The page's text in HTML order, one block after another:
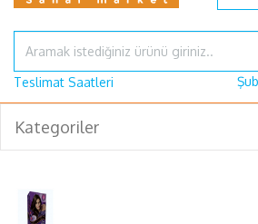
Teslimat Saatleri
Kategoriler